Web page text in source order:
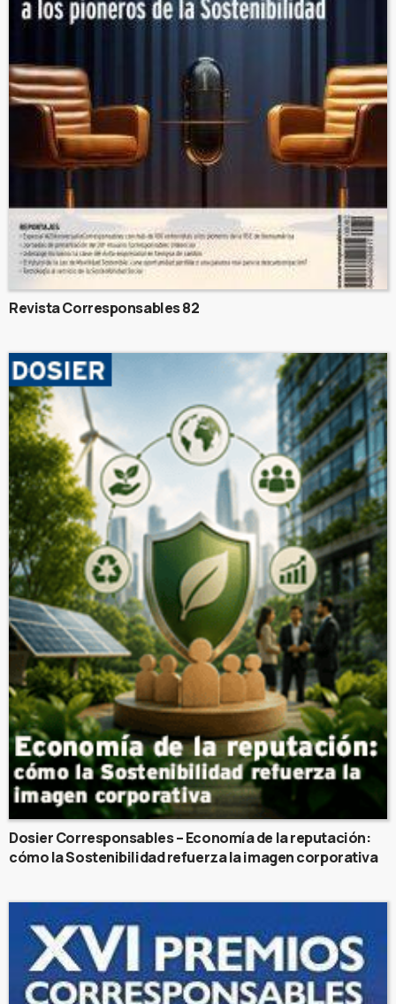
Revista Corresponsables 82
Dosier Corresponsables – Economía de la reputación:
cómo la Sostenibilidad refuerza la imagen corporativa